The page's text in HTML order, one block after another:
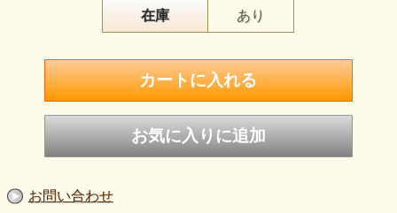
在庫 あり
お問い合わせ